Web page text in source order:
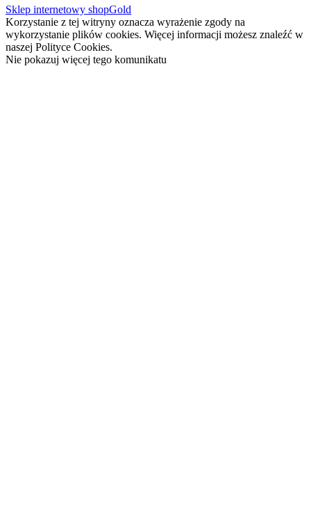
Sklep internetowy shopGold
Korzystanie z tej witryny oznacza wyrażenie zgody na
wykorzystanie plików cookies. Więcej informacji możesz znaleźć w
naszej Polityce Cookies.
Nie pokazuj więcej tego komunikatu